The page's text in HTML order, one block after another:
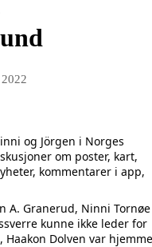
og Jörgen i Norges
om poster, kart,
kommentarer i app,
A. Granerud, Ninni Tornøe
kunne ikke leder for
Haakon Dolven var hjemme